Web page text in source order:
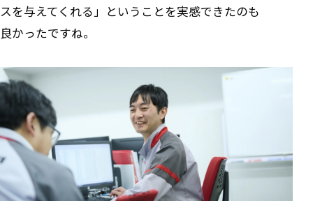
スを与えてくれる」ということを実感できたのも
良かったですね。